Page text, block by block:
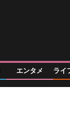
エンタメ ライ